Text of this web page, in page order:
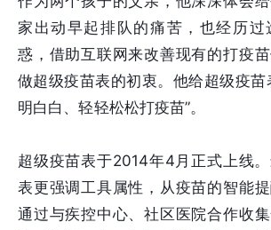
家出动早起排队的痛苦，也经历过
惑，借助互联网来改善现有的打疫
做超级疫苗表的初衷。他给超级疫苗
明白白、轻轻松松打疫苗”。
超级疫苗表于2014年4月正式上线
表更强调工具属性，从疫苗的智能提
通过与疾控中心、社区医院合作收